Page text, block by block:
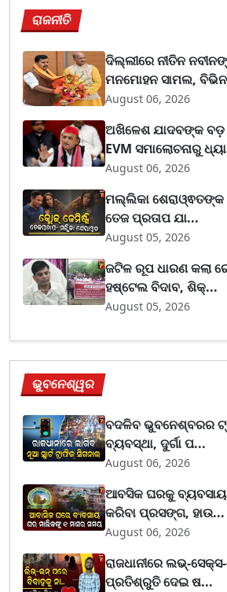
ରାଜନୀତି
ଦିଲ୍ଲୀରେ ନୀତିନ
ମନମୋହନ ସାମଲ,
August 06, 2026
ଅଖିଳେଶ ଯାଦବଙ୍କ ବଡ଼
EVM ସମାଲୋଚନାରୁ
August 06, 2026
ମଲ୍ଲିକା
ତେଜ ପ୍ରତାପ ଯା...
August 05, 2026
ଜଟିଳ ରୂପ ଧାରଣ କଲା
ହଷ୍ଟେଲ ବିଦାବ, ଶିକ୍...
August 05, 2026
ଭୁବନେଶ୍ୱର
ବଦଳିବ ଭୁବନେଶ୍ବରର
ବ୍ୟବସ୍ଥା, ଦୁର୍ଗା ପ...
August 06, 2026
ଆବସିକ ଘରକୁ ବ୍ୟବସାୟ
କରିବା ପ୍ରସଙ୍ଗ, ହାଉ...
August 06, 2026
ରାଜଧାନୀରେ ଲଭ୍-
ପ୍ରତିଶ୍ରୁତି ଦେଇ ଷ...